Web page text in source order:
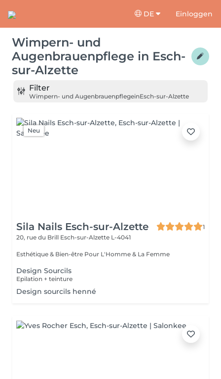
DE Einloggen
Wimpern- und
Augenbrauenpflege in Esch-
sur-Alzette
Filter
Wimpern- und AugenbrauenpflegeinEsch-sur-Alzette
Neu
Sila Nails Esch-sur-Alzette
1
20, rue du Brill Esch-sur-Alzette L-4041
Esthétique & Bien-être Pour L'Homme & La Femme
Design Sourcils
Epilation + teinture
Design sourcils henné